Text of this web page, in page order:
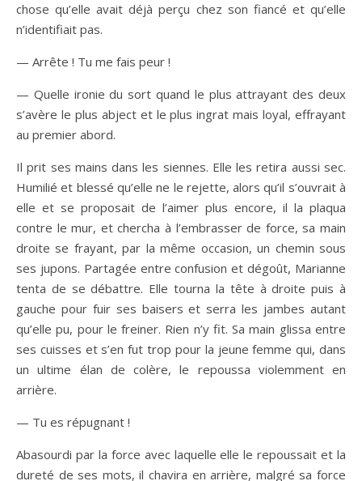
chose qu’elle avait déjà perçu chez son fiancé et qu’elle
n’identifiait pas.
— Arrête ! Tu me fais peur !
— Quelle ironie du sort quand le plus attrayant des deux
s’avère le plus abject et le plus ingrat mais loyal, effrayant
au premier abord.
Il prit ses mains dans les siennes. Elle les retira aussi sec.
Humilié et blessé qu’elle ne le rejette, alors qu’il s’ouvrait à
elle et se proposait de l’aimer plus encore, il la plaqua
contre le mur, et chercha à l’embrasser de force, sa main
droite se frayant, par la même occasion, un chemin sous
ses jupons. Partagée entre confusion et dégoût, Marianne
tenta de se débattre. Elle tourna la tête à droite puis à
gauche pour fuir ses baisers et serra les jambes autant
qu’elle pu, pour le freiner. Rien n’y fit. Sa main glissa entre
ses cuisses et s’en fut trop pour la jeune femme qui, dans
un ultime élan de colère, le repoussa violemment en
arrière.
— Tu es répugnant !
Abasourdi par la force avec laquelle elle le repoussait et la
dureté de ses mots, il chavira en arrière, malgré sa force